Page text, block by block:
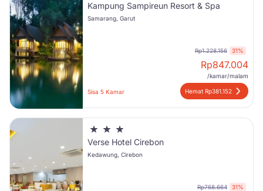
Kampung Sampireun Resort & Spa
Samarang, Garut
Rp1.228.156 31%
Rp847.004
/kamar/malam
Sisa 5 Kamar Hemat Rp381.152
Verse Hotel Cirebon
Kedawung, Cirebon
Rp768.664 31%